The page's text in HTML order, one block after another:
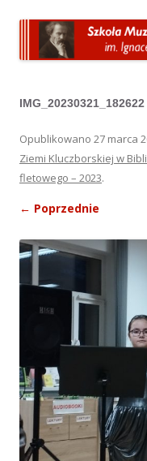
IMG_20230321_182622
Opublikowano 27 marca
Ziemi Kluczborskiej w
fletowego – 2023.
← Poprzednie